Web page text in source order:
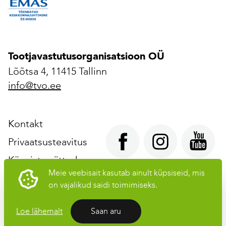
Tootjavastutusorganisatsioon OÜ
Lõõtsa 4, 11415 Tallinn
info@tvo.ee
Kontakt
Privaatsusteavitus
Küpsiste sätted
Tootjavastutusorganisatsioon OÜ © 2026 Kõik õigused
kaitstud
Meie veebisait kasutab ainult küpsiseid, mis
on vajalikud saidi toimimiseks.
Loe lähemalt Saan aru